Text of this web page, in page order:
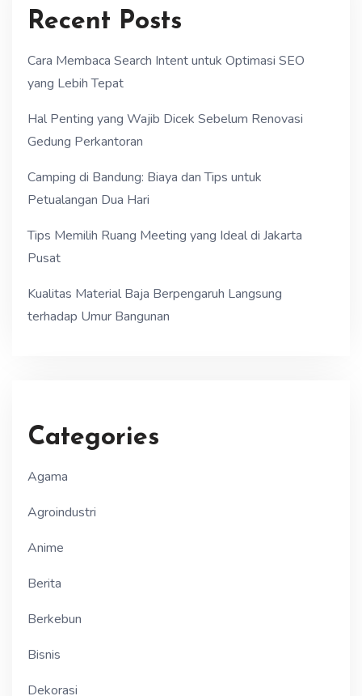
Recent Posts
Cara Membaca Search Intent untuk Optimasi SEO
yang Lebih Tepat
Hal Penting yang Wajib Dicek Sebelum Renovasi
Gedung Perkantoran
Camping di Bandung: Biaya dan Tips untuk
Petualangan Dua Hari
Tips Memilih Ruang Meeting yang Ideal di Jakarta
Pusat
Kualitas Material Baja Berpengaruh Langsung
terhadap Umur Bangunan
Categories
Agama
Agroindustri
Anime
Berita
Berkebun
Bisnis
Dekorasi